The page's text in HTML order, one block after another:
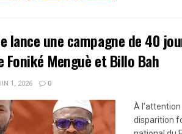
lance une campagne de 40
Foniké Menguè et Billo Bah
1, 2026 0
À
disparition